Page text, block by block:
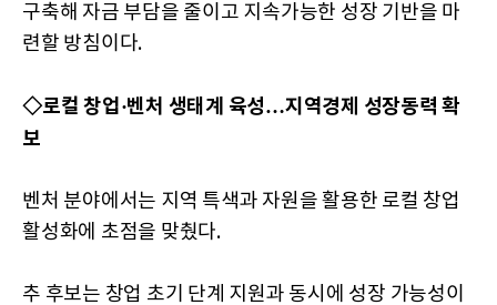
구축해 자금 부담을 줄이고 지속가능한 성장 기반을 마
련할 방침이다.
◇로컬 창업·벤처 생태계 육성…지역경제 성장동력 확
보
벤처 분야에서는 지역 특색과 자원을 활용한 로컬 창업
활성화에 초점을 맞췄다.
추 후보는 창업 초기 단계 지원과 동시에 성장 가능성이